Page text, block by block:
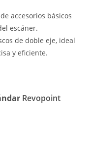
accesorios básicos
escáner.
de doble eje, ideal
y eficiente.
Revopoint